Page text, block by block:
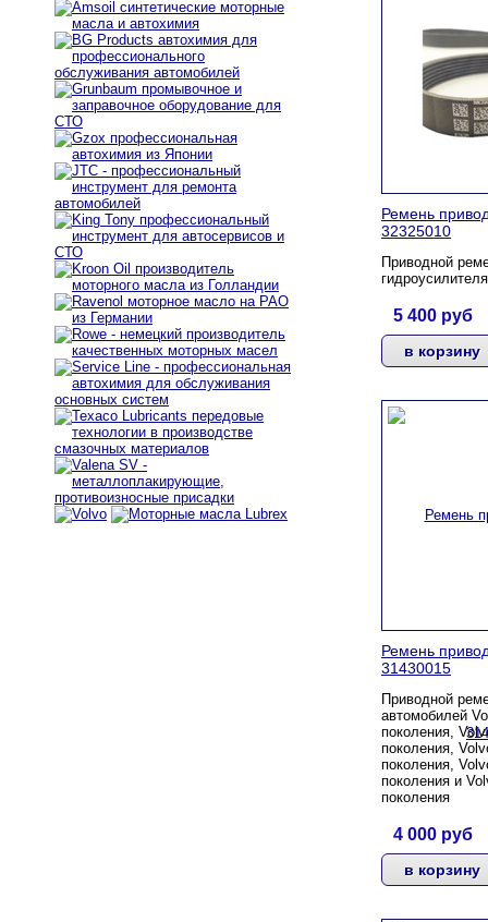
Ремень
32325010
Приводной
5 400 руб
Ремень
31430015
Приводной
автомобилей
поколения,
поколения,
поколения,
поколения и
поколения
4 000 руб